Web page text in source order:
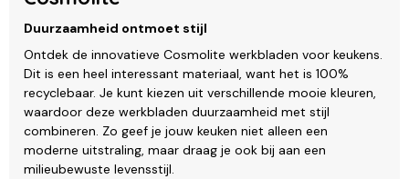
Duurzaamheid ontmoet stijl
Ontdek de innovatieve Cosmolite werkbladen voor keukens.
Dit is een heel interessant materiaal, want het is 100%
recyclebaar. Je kunt kiezen uit verschillende mooie kleuren,
waardoor deze werkbladen duurzaamheid met stijl
combineren. Zo geef je jouw keuken niet alleen een
moderne uitstraling, maar draag je ook bij aan een
milieubewuste levensstijl.